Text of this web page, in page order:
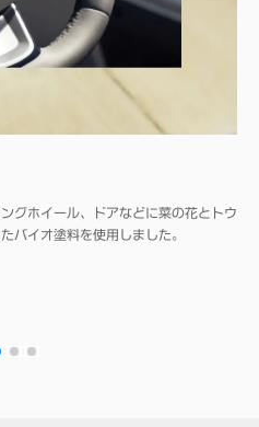
グホイール、ドアなどに菜の花とトウ
バイオ塗料を使用しました。